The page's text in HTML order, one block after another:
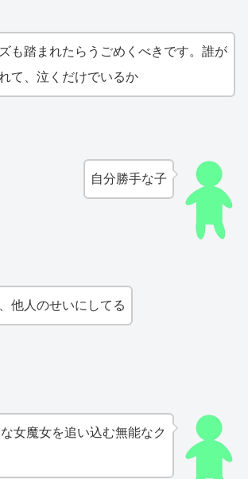
も踏まれたらうごめくべきです。誰が
て、泣くだけでいるか
自分勝手な子
他人のせいにしてる
女魔女を追い込む無能なク